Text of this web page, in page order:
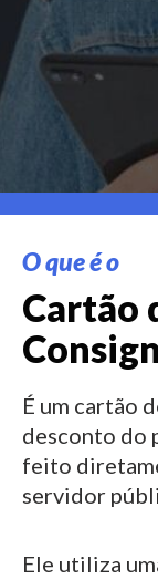
O que é o
Cartão
É um cartão
desconto do
feito
servidor
Ele utiliza